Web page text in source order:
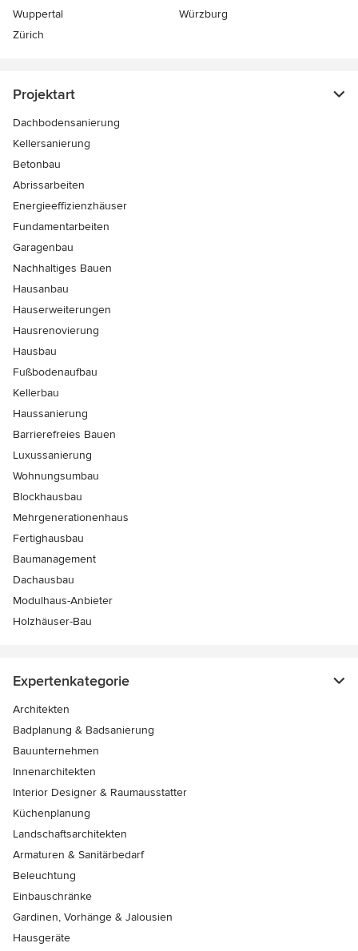
Wuppertal
Würzburg
Zürich
Projektart
Dachbodensanierung
Kellersanierung
Betonbau
Abrissarbeiten
Energieeffizienzhäuser
Fundamentarbeiten
Garagenbau
Nachhaltiges Bauen
Hausanbau
Hauserweiterungen
Hausrenovierung
Hausbau
Fußbodenaufbau
Kellerbau
Haussanierung
Barrierefreies Bauen
Luxussanierung
Wohnungsumbau
Blockhausbau
Mehrgenerationenhaus
Fertighausbau
Baumanagement
Dachausbau
Modulhaus-Anbieter
Holzhäuser-Bau
Expertenkategorie
Architekten
Badplanung & Badsanierung
Bauunternehmen
Innenarchitekten
Interior Designer & Raumausstatter
Küchenplanung
Landschaftsarchitekten
Armaturen & Sanitärbedarf
Beleuchtung
Einbauschränke
Gardinen, Vorhänge & Jalousien
Hausgeräte